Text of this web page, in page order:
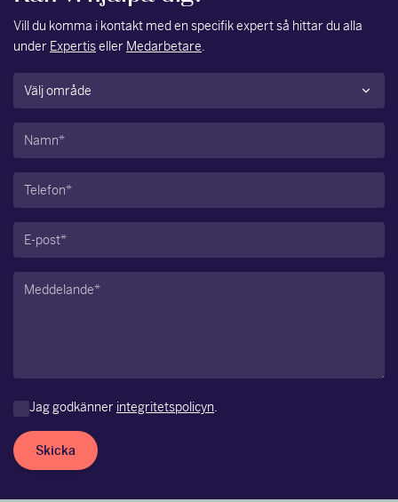
Vill du komma i kontakt med en specifik expert så hittar du alla
under Expertiseller Medarbetare.
Område(Obligatoriskt)
Namn(Obligatoriskt)
Telefon(Obligatoriskt)
E-
post(Obligatoriskt)
Meddelande(Obligatoriskt)
Jag godkänner integritetspolicyn.
Skicka